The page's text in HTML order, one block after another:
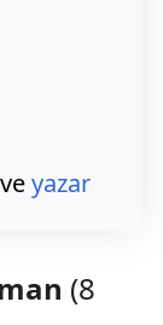
yazar
(8